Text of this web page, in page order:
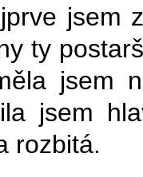
jsem
ty
jsem
jsem
rozbitá.